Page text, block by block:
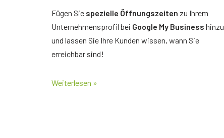
Top Ten Tipps für Google Analytics
Nützliche Tools
Glossar
Fügen Sie spezielle Öffnungszeiten zu Ihrem
Unternehmensprofil bei Google My Business hinzu
und lassen Sie Ihre Kunden wissen, wann Sie
erreichbar sind!
Weiterlesen »